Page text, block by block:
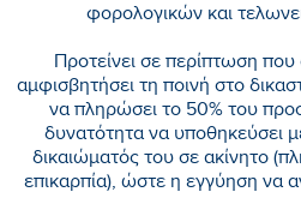
φορολογικών και
Προτείνει σε περίπτωση
αμφισβητήσει τη ποινή στο
να πληρώσει το 50% του
δυνατότητα να υποθηκεύσει
δικαιώματός του σε ακίνητο
επικαρπία), ώστε η εγγύηση να